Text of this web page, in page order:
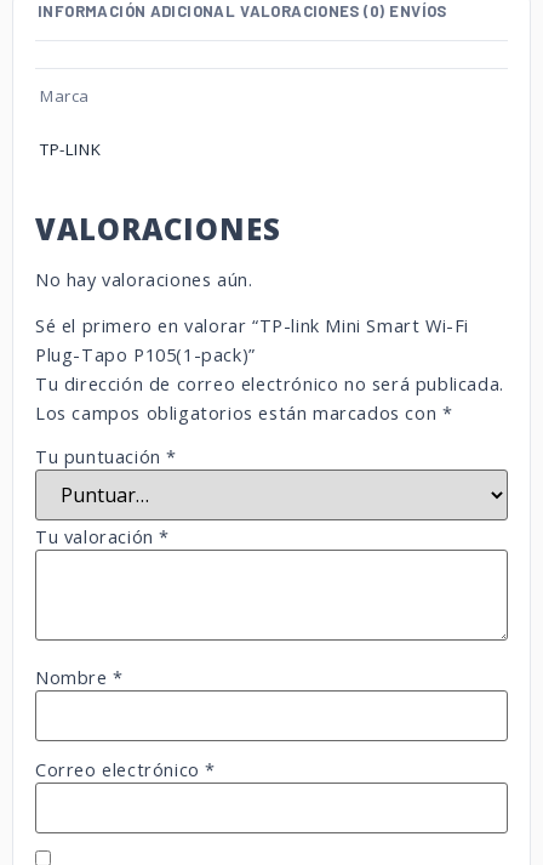
INFORMACIÓN ADICIONAL VALORACIONES (0) ENVÍOS
Marca
TP-LINK
VALORACIONES
No hay valoraciones aún.
Sé el primero en valorar “TP-link Mini Smart Wi-Fi
Plug-Tapo P105(1-pack)”
Tu dirección de correo electrónico no será publicada.
Los campos obligatorios están marcados con *
Tu puntuación*
Tu valoración*
Nombre*
Correo electrónico*